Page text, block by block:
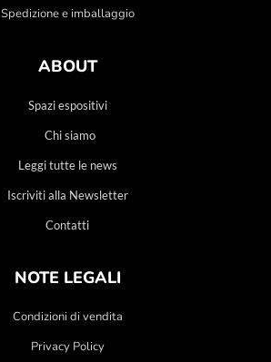
Spedizione e imballaggio
ABOUT
Spazi espositivi
Chi siamo
Leggi tutte le news
Iscriviti alla Newsletter
Contatti
NOTE LEGALI
Condizioni di vendita
Privacy Policy